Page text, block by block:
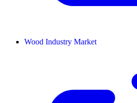
Wood Industry Market